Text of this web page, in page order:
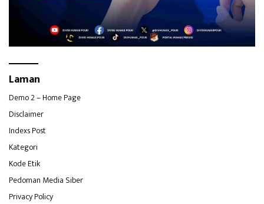
Laman
Demo 2 – Home Page
Disclaimer
Indexs Post
Kategori
Kode Etik
Pedoman Media Siber
Privacy Policy